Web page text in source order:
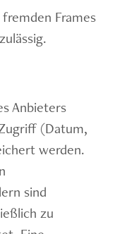
Frames
Anbieters
(Datum,
werden.
sind
zu